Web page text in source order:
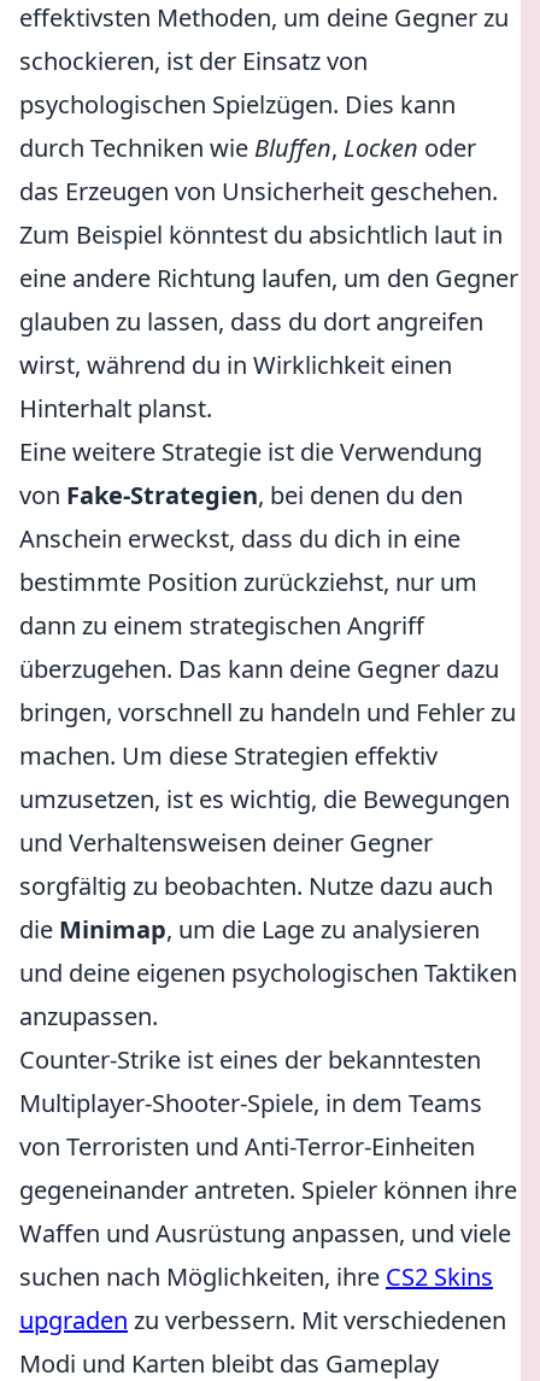
effektivsten Methoden, um deine Gegner zu
schockieren, ist der Einsatz von
psychologischen Spielzügen. Dies kann
durch Techniken wie Bluffen, Locken oder
das Erzeugen von Unsicherheit geschehen.
Zum Beispiel könntest du absichtlich laut in
eine andere Richtung laufen, um den Gegner
glauben zu lassen, dass du dort angreifen
wirst, während du in Wirklichkeit einen
Hinterhalt planst.
Eine weitere Strategie ist die Verwendung
von Fake-Strategien, bei denen du den
Anschein erweckst, dass du dich in eine
bestimmte Position zurückziehst, nur um
dann zu einem strategischen Angriff
überzugehen. Das kann deine Gegner dazu
bringen, vorschnell zu handeln und Fehler zu
machen. Um diese Strategien effektiv
umzusetzen, ist es wichtig, die Bewegungen
und Verhaltensweisen deiner Gegner
sorgfältig zu beobachten. Nutze dazu auch
die Minimap, um die Lage zu analysieren
und deine eigenen psychologischen Taktiken
anzupassen.
Counter-Strike ist eines der bekanntesten
Multiplayer-Shooter-Spiele, in dem Teams
von Terroristen und Anti-Terror-Einheiten
gegeneinander antreten. Spieler können ihre
Waffen und Ausrüstung anpassen, und viele
suchen nach Möglichkeiten, ihre CS2 Skins
upgraden zu verbessern. Mit verschiedenen
Modi und Karten bleibt das Gameplay